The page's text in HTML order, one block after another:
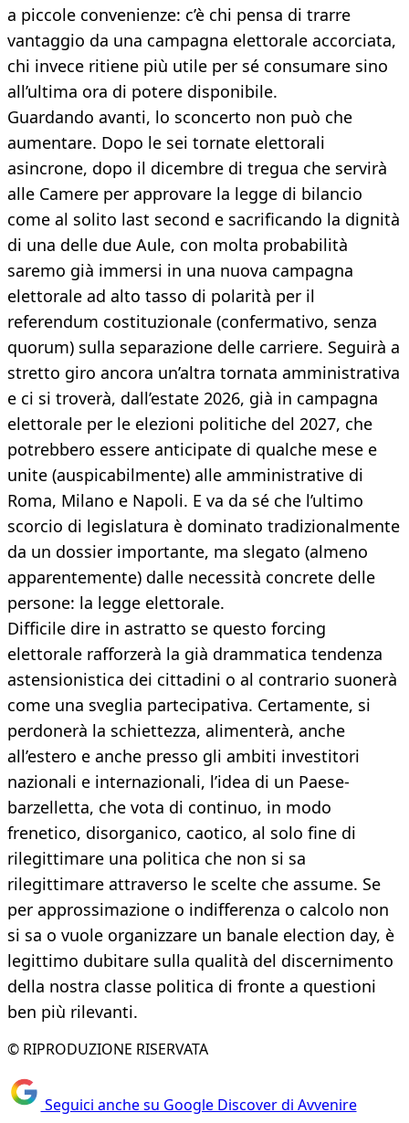
a piccole convenienze: c’è chi pensa di trarre
vantaggio da una campagna elettorale accorciata,
chi invece ritiene più utile per sé consumare sino
all’ultima ora di potere disponibile.
Guardando avanti, lo sconcerto non può che
aumentare. Dopo le sei tornate elettorali
asincrone, dopo il dicembre di tregua che servirà
alle Camere per approvare la legge di bilancio
come al solito last second e sacrificando la dignità
di una delle due Aule, con molta probabilità
saremo già immersi in una nuova campagna
elettorale ad alto tasso di polarità per il
referendum costituzionale (confermativo, senza
quorum) sulla separazione delle carriere. Seguirà a
stretto giro ancora un’altra tornata amministrativa
e ci si troverà, dall’estate 2026, già in campagna
elettorale per le elezioni politiche del 2027, che
potrebbero essere anticipate di qualche mese e
unite (auspicabilmente) alle amministrative di
Roma, Milano e Napoli. E va da sé che l’ultimo
scorcio di legislatura è dominato tradizionalmente
da un dossier importante, ma slegato (almeno
apparentemente) dalle necessità concrete delle
persone: la legge elettorale.
Difficile dire in astratto se questo forcing
elettorale rafforzerà la già drammatica tendenza
astensionistica dei cittadini o al contrario suonerà
come una sveglia partecipativa. Certamente, si
perdonerà la schiettezza, alimenterà, anche
all’estero e anche presso gli ambiti investitori
nazionali e internazionali, l’idea di un Paese-
barzelletta, che vota di continuo, in modo
frenetico, disorganico, caotico, al solo fine di
rilegittimare una politica che non si sa
rilegittimare attraverso le scelte che assume. Se
per approssimazione o indifferenza o calcolo non
si sa o vuole organizzare un banale election day, è
legittimo dubitare sulla qualità del discernimento
della nostra classe politica di fronte a questioni
ben più rilevanti.
© RIPRODUZIONE RISERVATA
Seguici anche su Google Discover di Avvenire